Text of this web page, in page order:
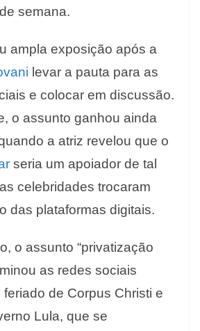
semana.
ampla exposição após a
levar a pauta para as
e colocar em discussão.
o assunto ganhou ainda
a atriz revelou que o
seria um apoiador de tal
celebridades trocaram
das plataformas digitais.
o assunto “privatização
as redes sociais
de Corpus Christi e
Lula, que se